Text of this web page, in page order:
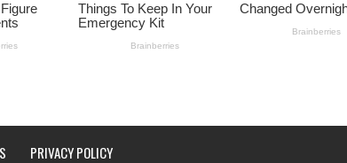
PRIVACY POLICY